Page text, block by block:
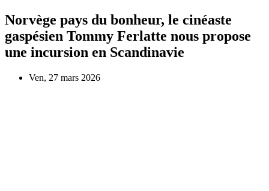
Norvège pays du bonheur, le cinéaste
gaspésien Tommy Ferlatte nous propose
une incursion en Scandinavie
Ven, 27 mars 2026